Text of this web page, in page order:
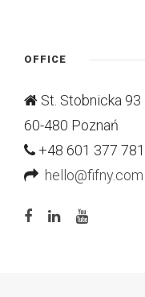
OFFICE
St. Stobnicka 93
60-480 Poznań
+48 601 377 781
hello@fifny.com